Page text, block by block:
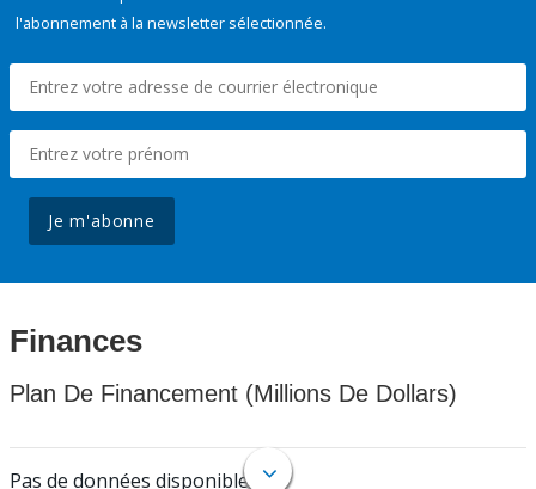
l'abonnement à la newsletter sélectionnée.
Je m'abonne
Finances
Plan De Financement (Millions De Dollars)
Pas de données disponibles.